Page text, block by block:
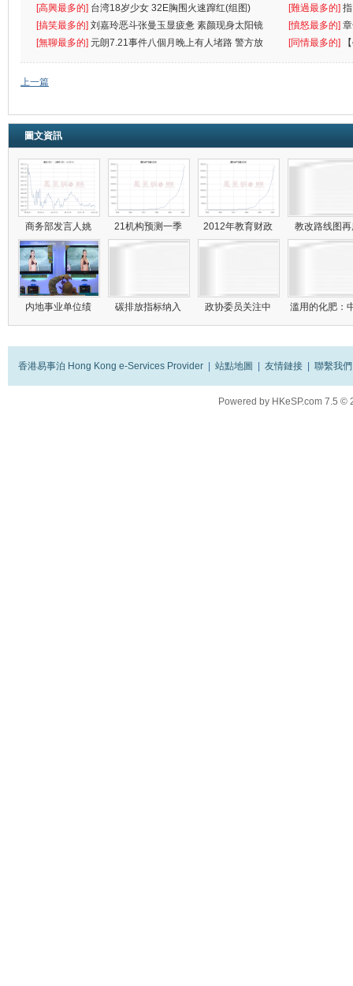
出首位
[高興最多的] 台湾18岁少女 32E胸围火速蹿红(组图) [難過最多的]
罪
[搞笑最多的] 刘嘉玲恶斗张曼玉显疲惫 素颜现身太阳镜
遮
[憤怒最多的]
[無聊最多的] 元朗7.21事件八個月晚上有人堵路 警方放
催
[同情最多的]
敗
上一篇
圖文資訊
商务部发言人姚 21机构预测一季 2012年教育财政 教改路线图
内地事业单位绩 碳排放指标纳入 政协委员关注中 滥用的化肥：
香港易事泊 Hong Kong e-Services Provider 站點地圖 友情鏈接 聯繫我們
Powered by HKeSP.com 7.5 ©